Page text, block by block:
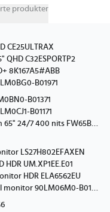
produkter
CE25ULTRAX
C32ESPORTP2
8K167A5#ABB
B01971
B01371
B01171
Sony FW-65BZ30P Digital Signage-skjerm 65" 24/7 400 nits FW65BZ30PB.CEI
LS27H802EFAXEN
UM.XP1EE.E01
HDR ELA6562EU
ASUS ProArt PA279CDV 26,5" Profesjonell monitor 90LM06M0-B01K71